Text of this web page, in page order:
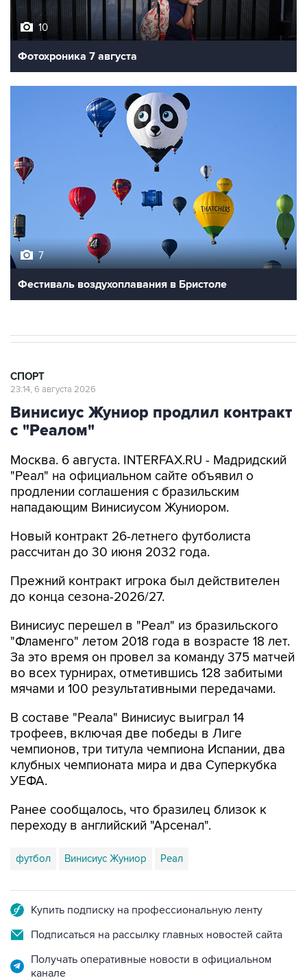
10
Фотохроника 7 августа
7
Фестиваль воздухоплавания в Бристоле
СПОРТ
23:14, 6 августа 2026
Винисиус Жуниор продлил контракт
с "Реалом"
Москва. 6 августа. INTERFAX.RU - Мадридский
"Реал" на официальном сайте объявил о
продлении соглашения с бразильским
нападающим Винисиусом Жуниором.
Новый контракт 26-летнего футболиста
рассчитан до 30 июня 2032 года.
Прежний контракт игрока был действителен
до конца сезона-2026/27.
Винисиус перешел в "Реал" из бразильского
"Фламенго" летом 2018 года в возрасте 18 лет.
За это время он провел за команду 375 матчей
во всех турнирах, отметившись 128 забитыми
мячами и 100 результативными передачами.
В составе "Реала" Винисиус выиграл 14
трофеев, включая две победы в Лиге
чемпионов, три титула чемпиона Испании, два
клубных чемпионата мира и два Суперкубка
УЕФА.
Ранее сообщалось, что бразилец близок к
переходу в английский "Арсенал".
футбол Винисиус Жуниор Реал
Купить подписку на профессиональную ленту
Подписаться на рассылку главных новостей сайта
Получать оперативные новости в официальном
канале